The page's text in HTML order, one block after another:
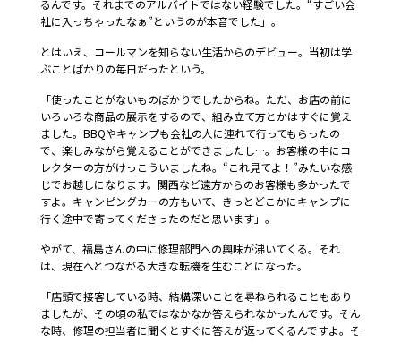
るんです。それまでのアルバイトではない経験でした。“すごい会
社に入っちゃったなぁ”というのが本音でした」。
とはいえ、コールマンを知らない生活からのデビュー。当初は学
ぶことばかりの毎日だったという。
「使ったことがないものばかりでしたからね。ただ、お店の前に
いろいろな商品の展示をするので、組み立て方とかはすぐに覚え
ました。BBQやキャンプも会社の人に連れて行ってもらったの
で、楽しみながら覚えることができましたし…。お客様の中にコ
レクターの方がけっこういましたね。“これ見てよ！”みたいな感
じでお越しになります。関西など遠方からのお客様も多かったで
すよ。キャンピングカーの方もいて、きっとどこかにキャンプに
行く途中で寄ってくださったのだと思います」。
やがて、福島さんの中に修理部門への興味が沸いてくる。それ
は、現在へとつながる大きな転機を生むことになった。
「店頭で接客している時、結構深いことを尋ねられることもあり
ましたが、その頃の私ではなかなか答えられなかったんです。そん
な時、修理の担当者に聞くとすぐに答えが返ってくるんですよ。そ